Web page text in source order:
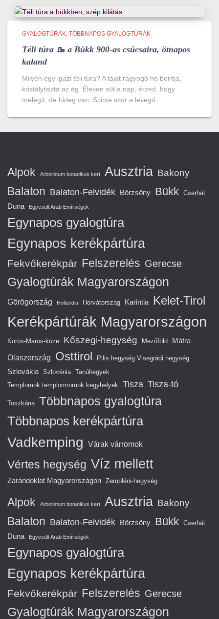
GYALOGTÚRÁK TÖBBNAPOS GYALOGTÚRÁK
Téli túra 🥾 a Bükk 900-as csúcsaira, ötnapos
kaland
Milyen egy igazi téli túra? A tájat ragyogó hó borítja,
kristálytiszta az ég. Élesen süt a nap, érzed, hogy
melegít, de hideg van. Szinte szúr a levegő.
Alpok Arborétum botanikus kert Ausztria Bakony
Balaton Balaton-Felvidék Börzsöny Bükk Cserhát
Duna Egyesült Arab Emírségek
Egynapos gyalogtúra
Egynapos kerékpártúra
Fekvőkerékpár Felszerelés Gerecse
Gyalogtúrák Magyarországon
Görögország Hollandia Horvátország Karintia Kelet-Tirol
Kerékpártúrák Magyarországon
Körös-Maros-köze Kőszegi-hegység Mezőföld Mátra
Olaszország Osttirol Pilis hegység Visegrádi hegység
Szlovákia Szlovénia Tanúhegyek
Templomok templomromok kegyhelyek Tisza Tisza-tó
Toszkána Többnapos gyalogtúra
Többnapos kerékpártúra
Vadkemping Várak várromok
Vértes hegység Víz mellett
Zarándoklat Magyarországon Zempléni-hegység
Alpok Arborétum botanikus kert Ausztria Bakony
Balaton Balaton-Felvidék Börzsöny Bükk Cserhát
Duna Egyesült Arab Emírségek
Egynapos gyalogtúra
Egynapos kerékpártúra
Fekvőkerékpár Felszerelés Gerecse
Gyalogtúrák Magyarországon